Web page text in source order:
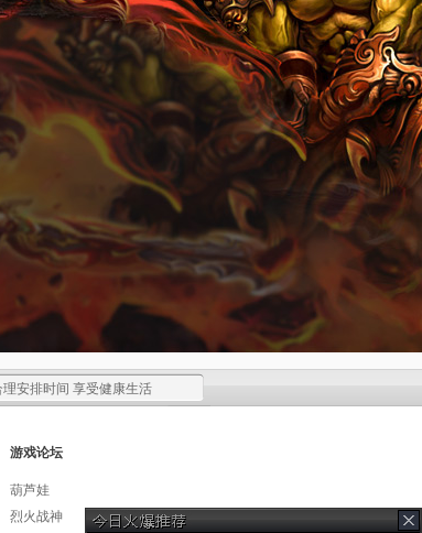
安排时间 享受健康生活
游戏论坛
葫芦娃
烈火战神